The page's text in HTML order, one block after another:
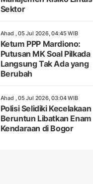
Sektor
Ahad , 05 Jul 2026, 04:45 WIB
Ketum PPP Mardiono:
Putusan MK Soal Pilkada
Langsung Tak Ada yang
Berubah
Ahad , 05 Jul 2026, 03:04 WIB
Polisi Selidiki Kecelakaan
Beruntun Libatkan Enam
Kendaraan di Bogor